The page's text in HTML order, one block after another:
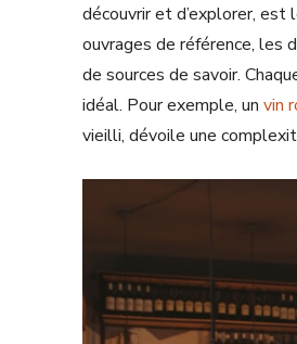
découvrir et d’explorer, est
ouvrages de référence, les
de sources de savoir.
idéal. Pour exemple, un vin
vieilli, dévoile une